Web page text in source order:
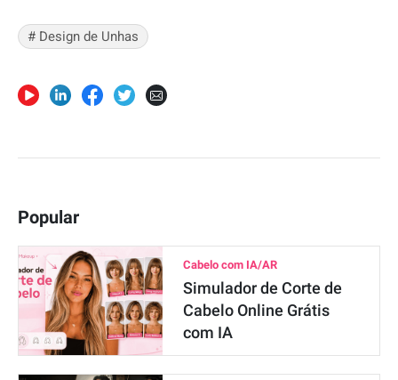
# Design de Unhas
Popular
Cabelo com IA/AR
Simulador de Corte de
Cabelo Online Grátis
com IA